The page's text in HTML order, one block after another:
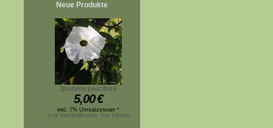
Neue Produkte
Ipomoea pauciflora
5,00€
inkl. 7% Umsatzsteuer *
zzgl.Versandkosten, hier klicken